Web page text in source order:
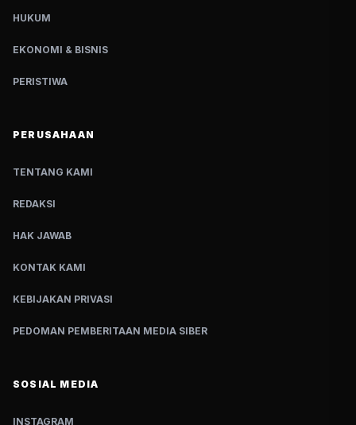
HUKUM
EKONOMI & BISNIS
PERISTIWA
PERUSAHAAN
TENTANG KAMI
REDAKSI
HAK JAWAB
KONTAK KAMI
KEBIJAKAN PRIVASI
PEDOMAN PEMBERITAAN MEDIA SIBER
SOSIAL MEDIA
INSTAGRAM